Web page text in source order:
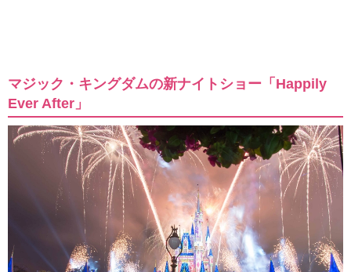
マジック・キングダムの新ナイトショー「Happily
Ever After」